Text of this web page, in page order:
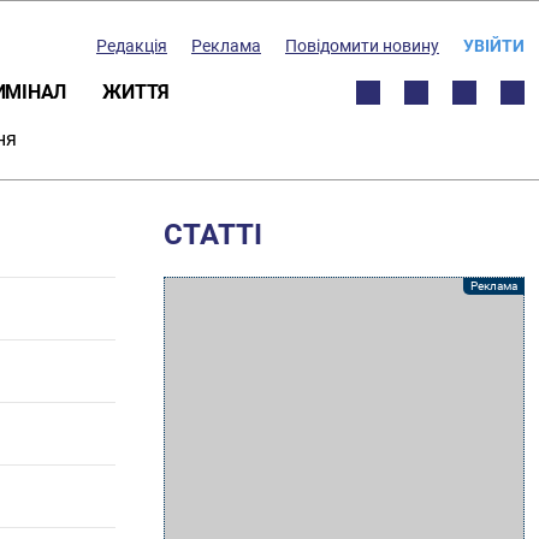
Редакція Реклама Повідомити новину УВІЙТИ
ЖИТТЯ
СТАТТІ